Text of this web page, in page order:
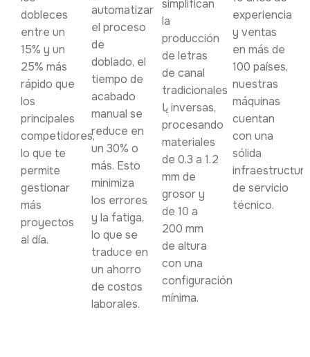
dobleces
entre un
15% y un
25% más
rápido que
los
principales
competidores,
lo que te
permite
gestionar
más
proyectos
al día.
automatizar
el proceso
de
doblado, el
tiempo de
acabado
manual se
reduce en
un 30% o
más. Esto
minimiza
los errores
y la fatiga,
lo que se
traduce en
un ahorro
de costos
laborales.
simplifican
la
producción
de letras
de canal
tradicionales
یا inversas,
procesando
materiales
de 0.3 a 1.2
mm de
grosor y
de 10 a
200 mm
de altura
con una
configuración
mínima.
experiencia
y ventas
en más de
100 países,
nuestras
máquinas
cuentan
con una
sólida
infraestructura
de servicio
técnico.